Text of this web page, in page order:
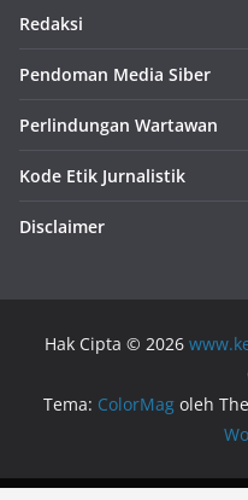
Redaksi
Pendoman Media Siber
Perlindungan Wartawan
Kode Etik Jurnalistik
Disclaimer
Hak Cipta © 2026
Tema: ColorMag oleh